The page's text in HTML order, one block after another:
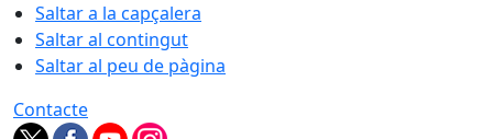
Saltar a la capçalera
Saltar al contingut
Saltar al peu de pàgina
Contacte